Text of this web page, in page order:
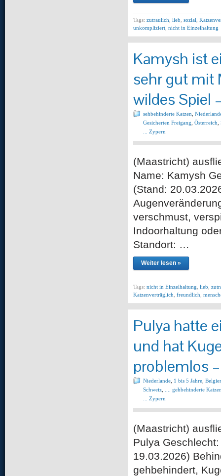
Tags: zutraulich lieb sozial
unkompliziert nicht in Einzelhaltung
Kamysh ist
sehr gut mit
wildes Spiel
sehbehinderte Katzen
Gesicherten Freigang Österreich
... Zypern
(Maastricht)
Name: Kamysh
(Stand:
verschmust,
Indoorhaltung
Standort: …
Weiter lesen »
Tags: nicht in Einzelhaltung lieb
Katzenverträglich freundlich
Pulya hatte
und hat
problemlos
Niederlande 1 bis 5 Jahre
Schweiz
.... gehbehinderte
... Zypern
(Maastricht)
Pulya
19.03.2026)
gehbehindert,